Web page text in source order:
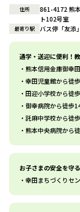
住所
861-4172 熊
ト102号室
最寄り駅 バス停「友添
通学・送迎に便利！
熊本信用金庫御幸
幸田児童館から徒
田迎小学校から徒
御幸病院から徒歩
託麻中学校から徒
熊本中央病院から
お子さまの安全を守
幸田まちづくりセ